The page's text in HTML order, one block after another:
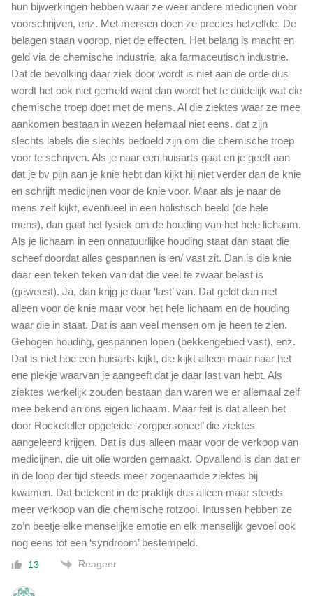
hun bijwerkingen hebben waar ze weer andere medicijnen voor
voorschrijven, enz. Met mensen doen ze precies hetzelfde. De
belagen staan voorop, niet de effecten. Het belang is macht en
geld via de chemische industrie, aka farmaceutisch industrie.
Dat de bevolking daar ziek door wordt is niet aan de orde dus
wordt het ook niet gemeld want dan wordt het te duidelijk wat die
chemische troep doet met de mens. Al die ziektes waar ze mee
aankomen bestaan in wezen helemaal niet eens. dat zijn
slechts labels die slechts bedoeld zijn om die chemische troep
voor te schrijven. Als je naar een huisarts gaat en je geeft aan
dat je bv pijn aan je knie hebt dan kijkt hij niet verder dan de knie
en schrijft medicijnen voor de knie voor. Maar als je naar de
mens zelf kijkt, eventueel in een holistisch beeld (de hele
mens), dan gaat het fysiek om de houding van het hele lichaam.
Als je lichaam in een onnatuurlijke houding staat dan staat die
scheef doordat alles gespannen is en/ vast zit. Dan is die knie
daar een teken teken van dat die veel te zwaar belast is
(geweest). Ja, dan krijg je daar ‘last’ van. Dat geldt dan niet
alleen voor de knie maar voor het hele lichaam en de houding
waar die in staat. Dat is aan veel mensen om je heen te zien.
Gebogen houding, gespannen lopen (bekkengebied vast), enz.
Dat is niet hoe een huisarts kijkt, die kijkt alleen maar naar het
ene plekje waarvan je aangeeft dat je daar last van hebt. Als
ziektes werkelijk zouden bestaan dan waren we er allemaal zelf
mee bekend an ons eigen lichaam. Maar feit is dat alleen het
door Rockefeller opgeleide ‘zorgpersoneel’ die ziektes
aangeleerd krijgen. Dat is dus alleen maar voor de verkoop van
medicijnen, die uit olie worden gemaakt. Opvallend is dan dat er
in de loop der tijd steeds meer zogenaamde ziektes bij
kwamen. Dat betekent in de praktijk dus alleen maar steeds
meer verkoop van die chemische rotzooi. Intussen hebben ze
zo’n beetje elke menselijke emotie en elk menselijk gevoel ook
nog eens tot een ‘syndroom’ bestempeld.
13 Reageer